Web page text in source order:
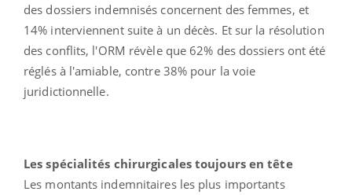
des dossiers indemnisés concernent des femmes, et
14% interviennent suite à un décès. Et sur la résolution
des conflits, l'ORM révèle que 62% des dossiers ont été
réglés à l'amiable, contre 38% pour la voie
juridictionnelle.
Les spécialités chirurgicales toujours en tête
Les montants indemnitaires les plus importants